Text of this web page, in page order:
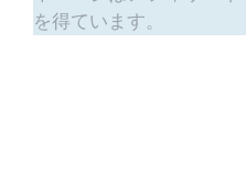
を得ています。